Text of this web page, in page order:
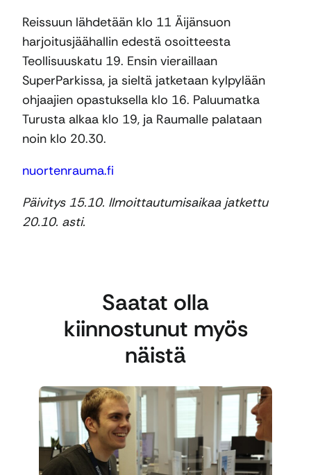
Reissuun lähdetään klo 11 Äijänsuon
harjoitusjäähallin edestä osoitteesta
Teollisuuskatu 19. Ensin vieraillaan
SuperParkissa, ja sieltä jatketaan kylpylään
ohjaajien opastuksella klo 16. Paluumatka
Turusta alkaa klo 19, ja Raumalle palataan
noin klo 20.30.
nuortenrauma.fi
Päivitys 15.10. Ilmoittautumisaikaa jatkettu
20.10. asti.
Saatat olla
kiinnostunut myös
näistä